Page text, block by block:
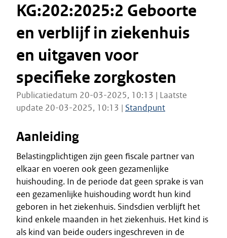
KG:202:2025:2 Geboorte
en verblijf in ziekenhuis
en uitgaven voor
specifieke zorgkosten
Publicatiedatum 20-03-2025, 10:13 | Laatste
update 20-03-2025, 10:13 | Standpunt
Aanleiding
Belastingplichtigen zijn geen fiscale partner van
elkaar en voeren ook geen gezamenlijke
huishouding. In de periode dat geen sprake is van
een gezamenlijke huishouding wordt hun kind
geboren in het ziekenhuis. Sindsdien verblijft het
kind enkele maanden in het ziekenhuis. Het kind is
als kind van beide ouders ingeschreven in de